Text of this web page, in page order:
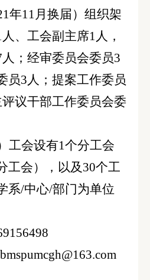
年11月换届 ） 组织架
人、工会副主席1人，
； 经审委员会委员3
员3人 ； 提案工作委员
议干部工作委员会委
工会设有1个分工会
工会） ，以及 30个工
系/中心/部门为单位